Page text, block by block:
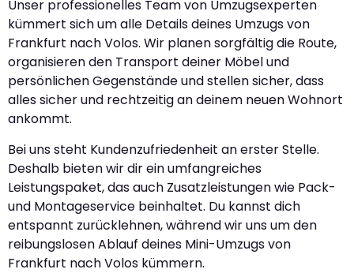
Unser professionelles Team von Umzugsexperten
kümmert sich um alle Details deines Umzugs von
Frankfurt nach Volos. Wir planen sorgfältig die Route,
organisieren den Transport deiner Möbel und
persönlichen Gegenstände und stellen sicher, dass
alles sicher und rechtzeitig an deinem neuen Wohnort
ankommt.
Bei uns steht Kundenzufriedenheit an erster Stelle.
Deshalb bieten wir dir ein umfangreiches
Leistungspaket, das auch Zusatzleistungen wie Pack-
und Montageservice beinhaltet. Du kannst dich
entspannt zurücklehnen, während wir uns um den
reibungslosen Ablauf deines Mini-Umzugs von
Frankfurt nach Volos kümmern.